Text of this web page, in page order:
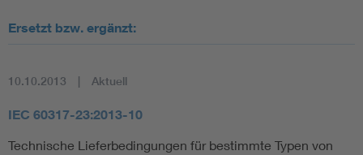
Ersetzt bzw. ergänzt:
10.10.2013 Aktuell
IEC 60317-23:2013-10
Technische Lieferbedingungen für bestimmte Typen von